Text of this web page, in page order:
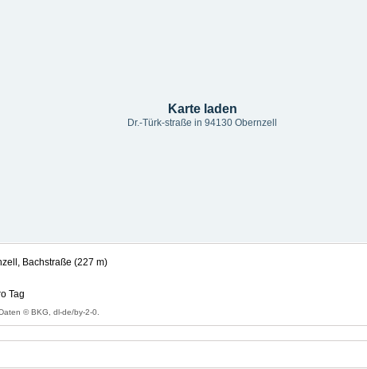
Karte laden
Dr.-Türk-straße in 94130 Obernzell
Bachstraße (227 m)
Tag
Daten © BKG, dl-de/by-2-0.